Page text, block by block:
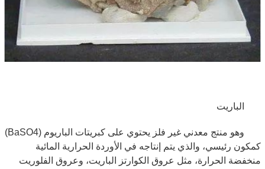
الباريت
وهو منتج معدني غير فلز يحتوي على كبريتات الباريوم (BaSO4)
كمكون رئيسي، والذي يتم إنتاجه في الأوردة الحرارية المائية
منخفضة الحرارة، مثل عروق الكوارتز الباريت، وعروق الفلوريت